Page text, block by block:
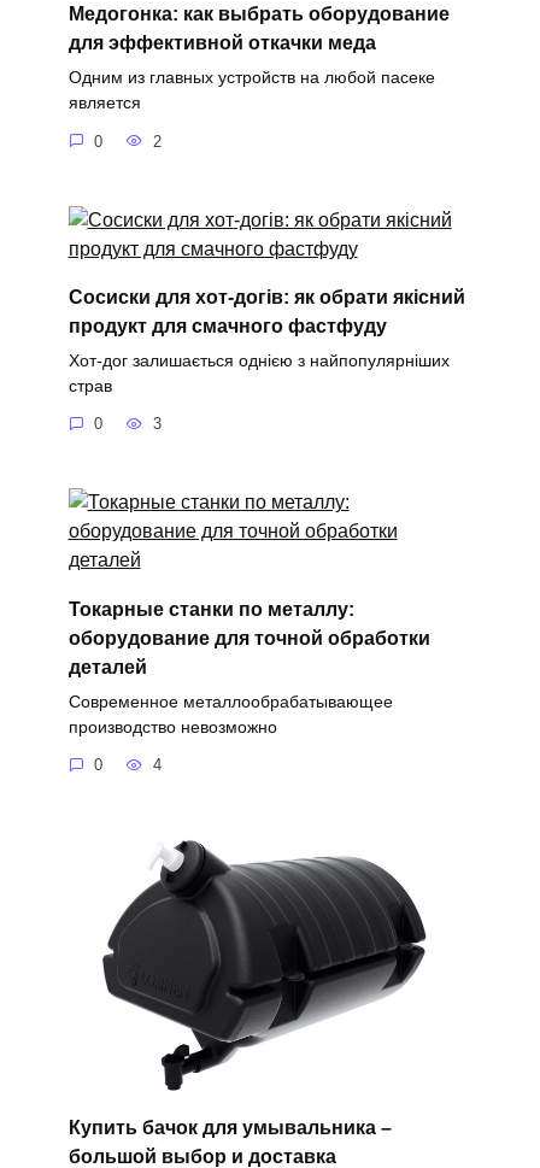
Медогонка: как выбрать оборудование
для эффективной откачки меда
Одним из главных устройств на любой пасеке
является
0 2
Сосиски для хот-догів: як обрати якісний
продукт для смачного фастфуду
Хот-дог залишається однією з найпопулярніших
страв
0 3
Токарные станки по металлу:
оборудование для точной обработки
деталей
Современное металлообрабатывающее
производство невозможно
0 4
Купить бачок для умывальника –
большой выбор и доставка